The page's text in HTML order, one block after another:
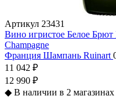
Артикул 23431
Вино игристое Белое
Champagne
Франция Шампань Ruinart
11 042 ₽
12 990 ₽
◆ В наличии в 2 магазинах